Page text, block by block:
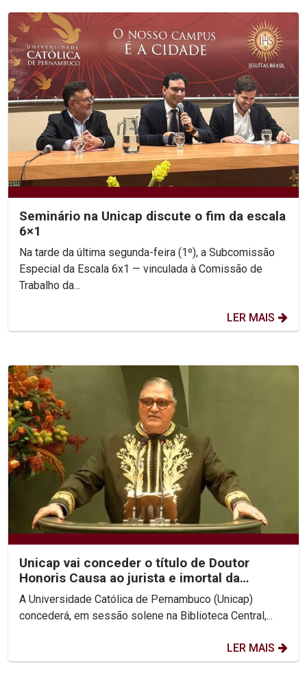
Seminário na Unicap discute o fim da escala
6×1
Na tarde da última segunda-feira (1º), a Subcomissão
Especial da Escala 6x1 — vinculada à Comissão de
Trabalho da...
LER MAIS
Unicap vai conceder o título de Doutor
Honoris Causa ao jurista e imortal da
Academia Brasileira...
A Universidade Católica de Pernambuco (Unicap)
concederá, em sessão solene na Biblioteca Central,...
LER MAIS